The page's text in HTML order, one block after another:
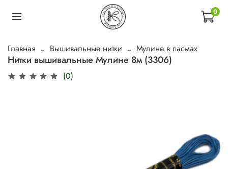
0
Главная Вышивальные нитки Мулине в пасмах
Нитки вышивальные Мулине 8м (3306)
(0)